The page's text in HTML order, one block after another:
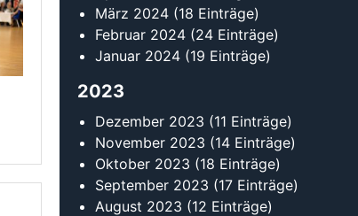
Mai 2023(14 Einträge)
April 2023(11 Einträge)
März 2023(13 Einträge)
Januar 2023
2022
Dezember 2022(6 Einträge)
November 2022(13 Einträge)
Oktober 2022(12 Einträge)